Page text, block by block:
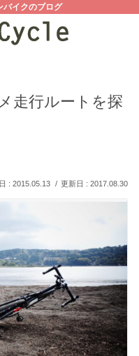
バイクのブログ
走行ルートを探
2015.05.13 2017.08.30